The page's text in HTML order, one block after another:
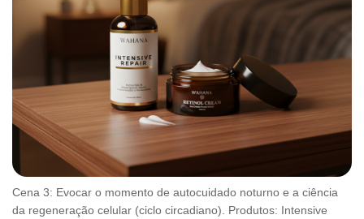
Cena 3: Evocar o momento de autocuidado noturno e a ciência
da regeneração celular (ciclo circadiano). Produtos: Intensive